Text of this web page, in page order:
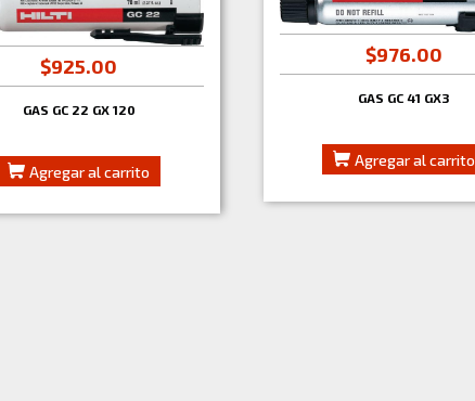
$925.00
GAS GC 22 GX 120
Agregar al carrito
$976.00
GAS GC 41 GX3
Agregar al carrito